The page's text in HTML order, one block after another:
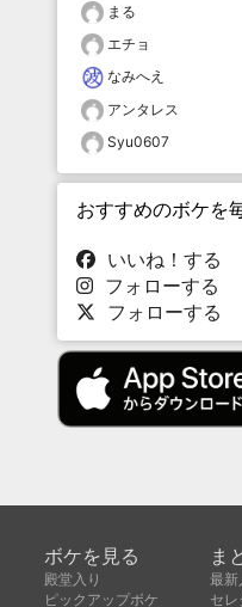
まる
エチョ
なみへえ
アンタレス
Syu0607
おすすめのボケを
いいね！する
フォローする
フォローする
ボケを見る
殿堂入り
ピックアップボケ
ま
最新
セ